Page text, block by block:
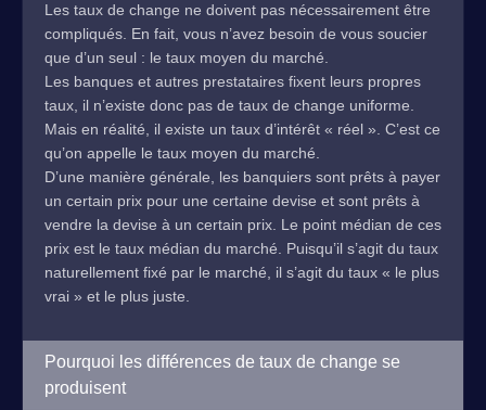
Les taux de change ne doivent pas nécessairement être
compliqués. En fait, vous n’avez besoin de vous soucier
que d’un seul : le taux moyen du marché.
Les banques et autres prestataires fixent leurs propres
taux, il n’existe donc pas de taux de change uniforme.
Mais en réalité, il existe un taux d’intérêt « réel ». C’est ce
qu’on appelle le taux moyen du marché.
D’une manière générale, les banquiers sont prêts à payer
un certain prix pour une certaine devise et sont prêts à
vendre la devise à un certain prix. Le point médian de ces
prix est le taux médian du marché. Puisqu’il s’agit du taux
naturellement fixé par le marché, il s’agit du taux « le plus
vrai » et le plus juste.
Pourquoi les différences de taux de change se
produisent